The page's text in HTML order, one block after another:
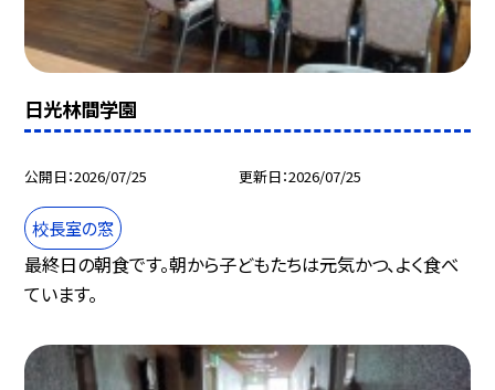
日光林間学園
公開日 2026/07/25 更新日 2026/07/25
校長室の窓
最終日の朝食です。朝から子どもたちは元気かつ、よく食べ
ています。